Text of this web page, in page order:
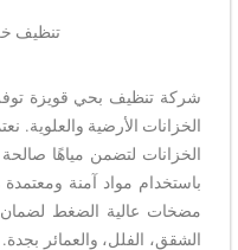
تنظيف
شركة تنظيف بحي قويزة
الخزانات الأرضية والعلوية.
الخزانات لتضمن مياهًا
باستخدام مواد آمنة
مضخات عالية الضغط لضمان
الشقق، الفلل، والعمائر بجدة.